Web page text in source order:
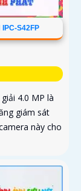
IPC-S42FP
4.0 MP là
giám sát
này cho